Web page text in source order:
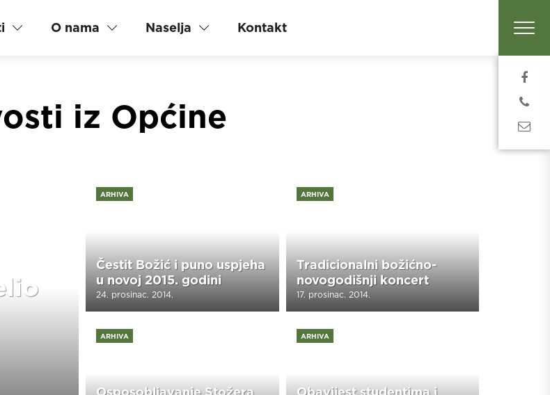
O nama Naselja Kontakt
iz Općine
ARHIVA
Čestit Božić i puno uspjeha
u novoj 2015. godini
24. prosinac. 2014.
ARHIVA
Tradicionalni božićno-
novogodišnji koncert
17. prosinac. 2014.
ARHIVA
Osposobljavanje Stožera
ARHIVA
Obavijest studentima i